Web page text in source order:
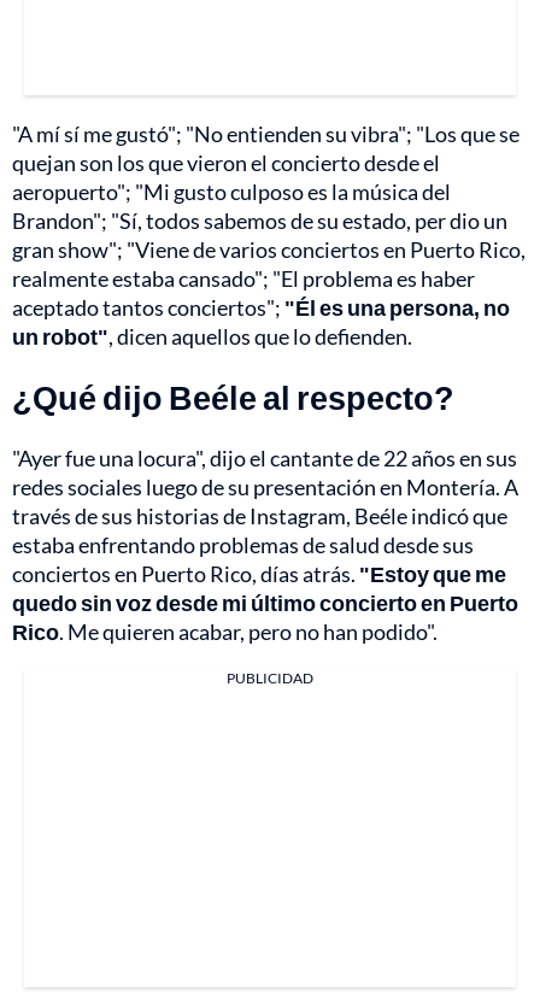
"A mí sí me gustó"; "No entienden su vibra"; "Los que se
quejan son los que vieron el concierto desde el
aeropuerto"; "Mi gusto culposo es la música del
Brandon"; "Sí, todos sabemos de su estado, per dio un
gran show"; "Viene de varios conciertos en Puerto Rico,
realmente estaba cansado"; "El problema es haber
aceptado tantos conciertos"; "Él es una persona, no
un robot", dicen aquellos que lo defienden.
¿Qué dijo Beéle al respecto?
"Ayer fue una locura", dijo el cantante de 22 años en sus
redes sociales luego de su presentación en Montería. A
través de sus historias de Instagram, Beéle indicó que
estaba enfrentando problemas de salud desde sus
conciertos en Puerto Rico, días atrás. "Estoy que me
quedo sin voz desde mi último concierto en Puerto
Rico. Me quieren acabar, pero no han podido".
PUBLICIDAD